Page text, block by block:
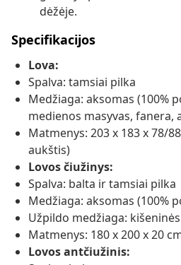
dėžėje.
Specifikacijos
Lova:
Spalva: tamsiai pilka
Medžiaga: aksomas (100%
medienos masyvas, fanera,
Matmenys: 203 x 183 x 78/
aukštis)
Lovos čiužinys:
Spalva: balta ir tamsiai pilka
Medžiaga: aksomas (100%
Užpildo medžiaga:
Matmenys: 180 x 200 x 20
Lovos antčiužinis: